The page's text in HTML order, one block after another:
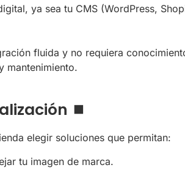
ya sea tu CMS (WordPress,
fluida y no requiera
mantenimiento.
⏹️
elegir soluciones que permitan:
tu imagen de marca.